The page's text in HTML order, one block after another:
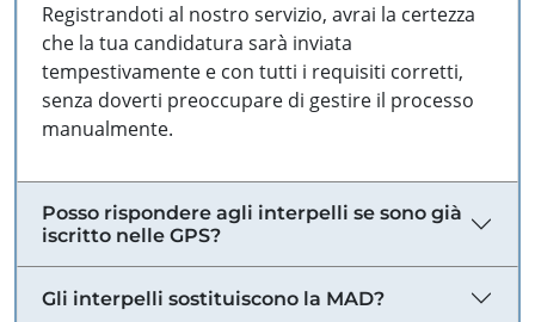
Registrandoti al nostro servizio, avrai la certezza
che la tua candidatura sarà inviata
tempestivamente e con tutti i requisiti corretti,
senza doverti preoccupare di gestire il processo
manualmente.
Posso rispondere agli interpelli se sono già
iscritto nelle GPS?
Gli interpelli sostituiscono la MAD?